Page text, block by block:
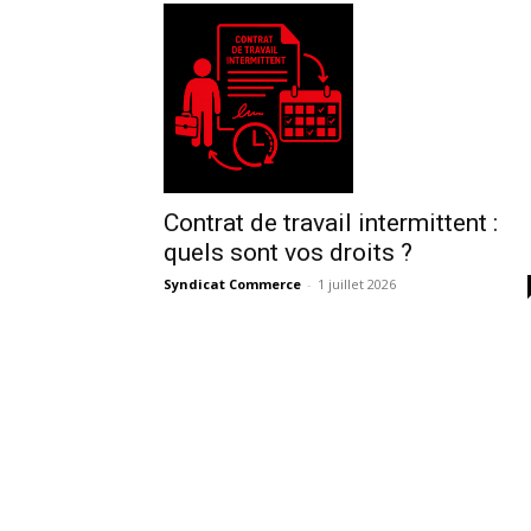
Contrat de travail intermittent :
quels sont vos droits ?
Syndicat Commerce - 1 juillet 2026